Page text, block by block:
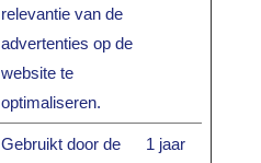
relevantie van de
advertenties op de
website te
optimaliseren.
Gebruikt door de
1 jaar